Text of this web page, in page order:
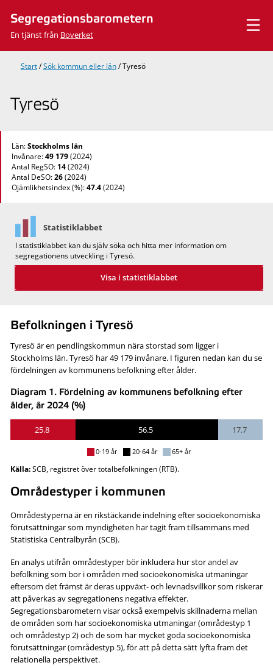
innehåll
Segregationsbarometern
En tjänst från Boverket
Start/Sök kommun eller län/Tyresö
Tyresö
Län:Stockholms län
Invånare:49 179(2024)
Antal RegSO: 14(2024)
Antal DeSO:26(2024)
Ojämlikhetsindex (%):47.4(2024)
Statistiklabbet
I statistiklabbet kan du själv söka och hitta mer information om
segregationens utveckling i Tyresö.
Visa i statistiklabbet
Befolkningen i Tyresö
Tyresö är en pendlingskommun nära storstad som ligger i
Stockholms län. Tyresö har 49 179 invånare. I figuren nedan kan du se
fördelningen av kommunens befolkning efter ålder.
Diagram 1. Fördelning av kommunens befolkning efter
ålder, år 2024 (%)
25.8 56.5 17.7
0-19 år 20-64 år 65+ år
Källa:SCB, registret över totalbefolkningen (RTB).
Områdestyper i kommunen
Områdestyperna är en rikstäckande indelning efter socioekonomiska
förutsättningar som myndigheten har tagit fram tillsammans med
Statistiska Centralbyrån (SCB).
En analys utifrån områdestyper bör inkludera hur stor andel av
befolkning som bor i områden med socioekonomiska utmaningar
eftersom det främst är deras uppväxt- och levnadsvillkor som riskerar
att påverkas av segregationens negativa effekter.
Segregationsbarometern visar också exempelvis skillnaderna mellan
de områden som har socioekonomiska utmaningar (områdestyp 1
och områdestyp 2) och de som har mycket goda socioekonomiska
förutsättningar (områdestyp 5), för att på detta sätt lyfta fram det
relationella perspektivet.